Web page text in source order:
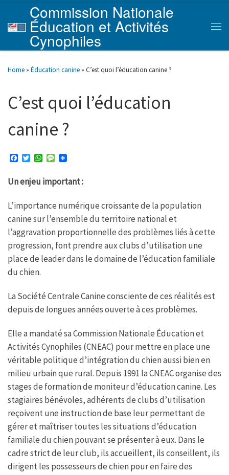
Skip to content
Commission Nationale
Éducation et Activités
Cynophiles
Home » Éducation canine » C’est quoi l’éducation canine ?
C’est quoi l’éducation
canine ?
e
o
k
T
t
r
W
t
p
p
M
s
e
Un enjeu important :
L’importance numérique croissante de la population
canine sur l’ensemble du territoire national et
l’aggravation proportionnelle des problèmes liés à cette
progression, font prendre aux clubs d’utilisation une
place de leader dans le domaine de l’éducation familiale
du chien.
La Société Centrale Canine consciente de ces réalités est
depuis de longues années ouverte à ces problèmes.
Elle a mandaté sa Commission Nationale Éducation et
Activités Cynophiles (CNEAC) pour mettre en place une
véritable politique d’intégration du chien aussi bien en
milieu urbain que rural. Depuis 1991 la CNEAC organise des
stages de formation de moniteur d’éducation canine. Les
stagiaires bénévoles, adhérents de clubs d’utilisation
reçoivent une instruction de base leur permettant de
gérer et maîtriser toutes les situations d’éducation
familiale du chien pouvant se présenter à eux. Dans le
cadre strict de leur club, ils accueillent, ils conseillent, ils
dirigent les possesseurs de chien pour en faire des